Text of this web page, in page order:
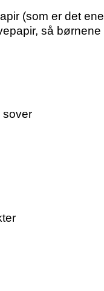
(som er det
så
sover